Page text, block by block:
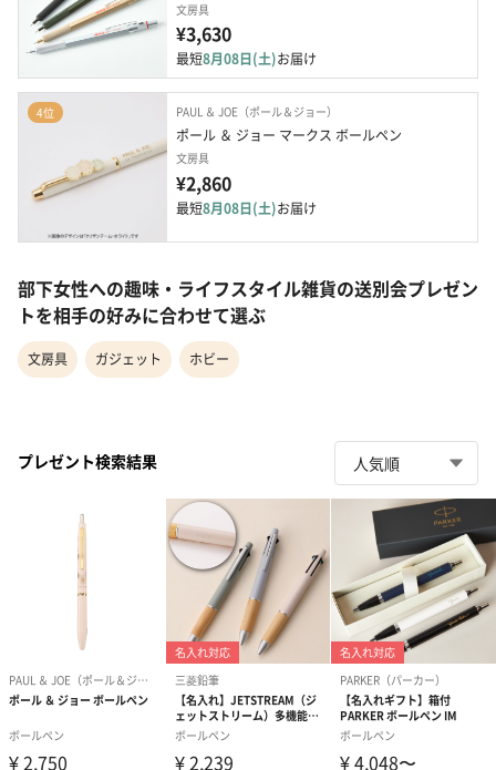
文房具
¥3,630
最短8月08日(土)お届け
4位 PAUL ＆ JOE（ポール＆ジョー）
ポール ＆ ジョー マークス ボールペン
文房具
¥2,860
最短8月08日(土)お届け
部下女性への趣味・ライフスタイル雑貨の送別会プレゼン
トを相手の好みに合わせて選ぶ
文房具 ガジェット ホビー
プレゼント検索結果